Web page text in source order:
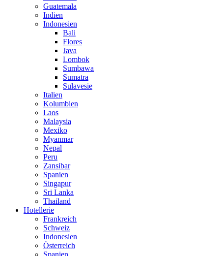
Guatemala
Indien
Indonesien
Bali
Flores
Java
Lombok
Sumbawa
Sumatra
Sulavesie
Italien
Kolumbien
Laos
Malaysia
Mexiko
Myanmar
Nepal
Peru
Zansibar
Spanien
Singapur
Sri Lanka
Thailand
Hotellerie
Frankreich
Schweiz
Indonesien
Österreich
Spanien